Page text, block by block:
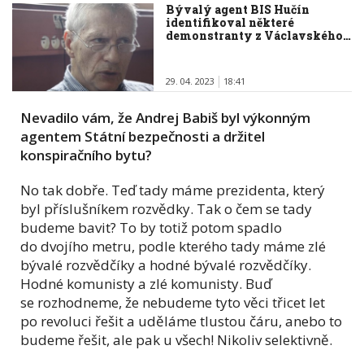
Bývalý agent BIS Hučín
identifikoval některé
demonstranty z Václavského…
29. 04. 2023 18:41
Nevadilo vám, že Andrej Babiš byl výkonným
agentem Státní bezpečnosti a držitel
konspiračního bytu?
No tak dobře. Teď tady máme prezidenta, který
byl příslušníkem rozvědky. Tak o čem se tady
budeme bavit? To by totiž potom spadlo
do dvojího metru, podle kterého tady máme zlé
bývalé rozvědčíky a hodné bývalé rozvědčíky.
Hodné komunisty a zlé komunisty. Buď
se rozhodneme, že nebudeme tyto věci třicet let
po revoluci řešit a uděláme tlustou čáru, anebo to
budeme řešit, ale pak u všech! Nikoliv selektivně.